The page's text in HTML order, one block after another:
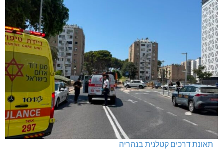
תאונת דרכים קטלנית בנהריה